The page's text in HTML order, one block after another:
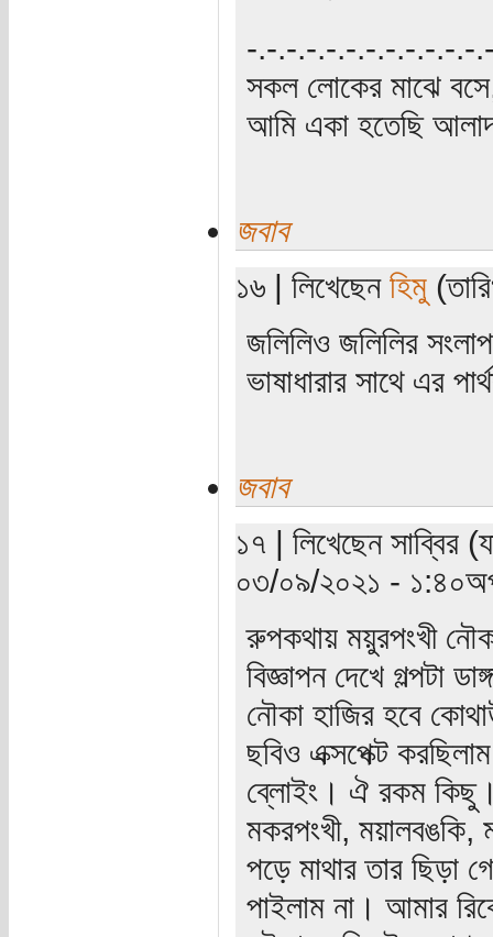
‍‌-.-.-.-.-.-.-.-.-.-.-.-
সকল লোকের মাঝে
আমি একা হতেছি
জবাব
১৬ | লিখেছেন হিমু
জলিলিও জলিলির
ভাষাধারার সাথে এর
জবাব
১৭ | লিখেছেন সাব্বির
০৩/০৯/২০২১ -
রুপকথায় ময়ুরপংখী
বিজ্ঞাপন দেখে গল্পটা
নৌকা হাজির হবে
ছবিও এক্সপেক্ট
ব্লোইং। ঐ রকম
মকরপংখী, ময়ালবঙকি,
পড়ে মাথার তার ছিড়া
পাইলাম না। আমার